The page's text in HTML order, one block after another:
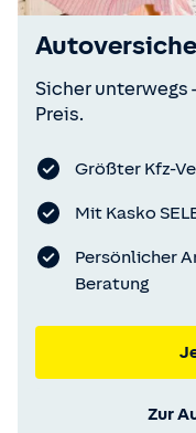
Sicher unterwegs
Preis.
Größter Kfz-
Mit Kasko
Persönlicher
Beratung
Zur